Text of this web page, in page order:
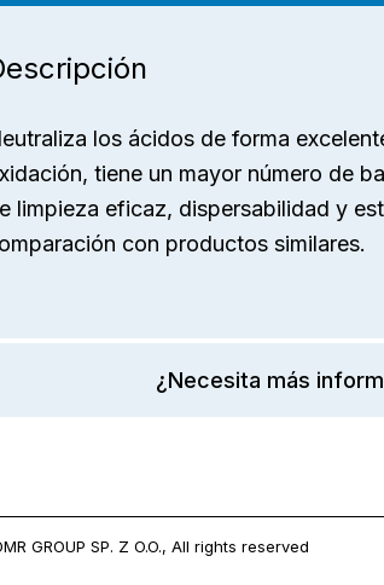
los ácidos de forma
tiene un mayor número de
limpieza eficaz, dispersabilidad y
con productos similares.
¿Necesita más
GROUP SP. Z O.O., All rights reserved